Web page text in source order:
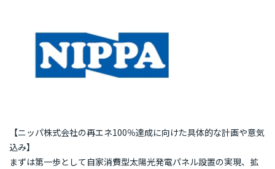
主催イベント
協力イベント 活動報告
参加団体の最新情報
参加団体の方へのお知らせ
【ニッパ株式会社の再エネ100％達成に向けた具体的な計画や意気
込み】
まずは第一歩として自家消費型太陽光発電パネル設置の実現、拡